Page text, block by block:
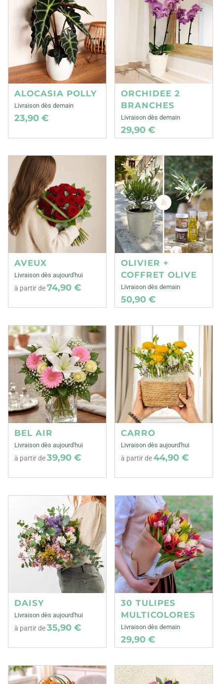
ALOCASIA POLLY
Livraison dès demain
23,90 €
ORCHIDEE 2
BRANCHES
Livraison dès demain
29,90 €
AVEUX
Livraison dès aujourd'hui
à partir de74,90 €
OLIVIER +
COFFRET OLIVE
Livraison dès demain
50,90 €
BEL AIR
Livraison dès aujourd'hui
à partir de39,90 €
CARRO
Livraison dès aujourd'hui
à partir de44,90 €
DAISY
Livraison dès aujourd'hui
à partir de35,90 €
30 TULIPES
MULTICOLORES
Livraison dès demain
29,90 €